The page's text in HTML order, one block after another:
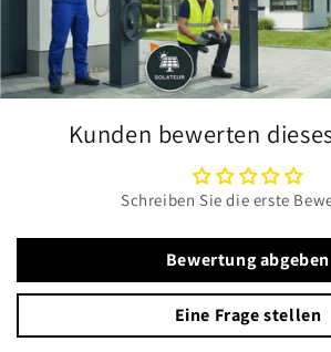
Kunden bewerten
Schreiben Sie die erste
Bewertung abgeben
Eine Frage stellen